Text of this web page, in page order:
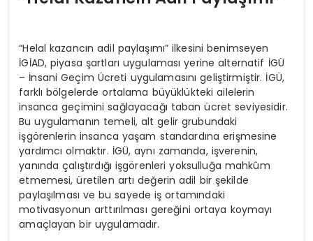
“Helal kazancın adil paylaşımı” ilkesini benimseyen
İGİAD, piyasa şartları uygulaması yerine alternatif İGÜ
– İnsani Geçim Ücreti uygulamasını geliştirmiştir. İGÜ,
farklı bölgelerde ortalama büyüklükteki ailelerin
insanca geçimini sağlayacağı taban ücret seviyesidir.
Bu uygulamanın temeli, alt gelir grubundaki
işgörenlerin insanca yaşam standardına erişmesine
yardımcı olmaktır. İGÜ, aynı zamanda, işverenin,
yanında çalıştırdığı işgörenleri yoksulluğa mahkûm
etmemesi, üretilen artı değerin adil bir şekilde
paylaşılması ve bu sayede iş ortamındaki
motivasyonun arttırılması gereğini ortaya koymayı
amaçlayan bir uygulamadır.